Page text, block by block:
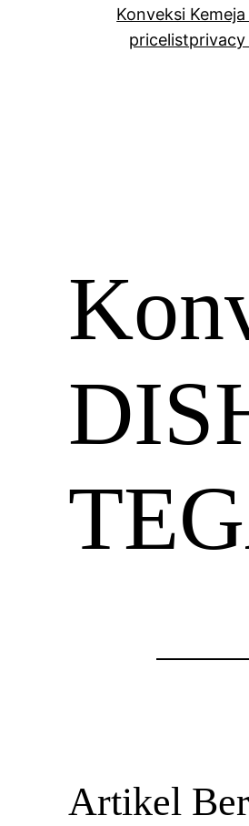
Konveksi
pricelist
Artikel